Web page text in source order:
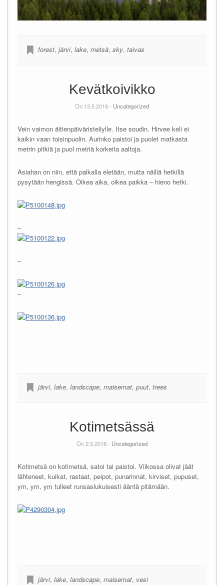
forest, järvi, lake, metsä, sky, taivas
Kevätkoivikko
On 13.5.2018 - Uncategorized
Vein vaimon äitienpäiväristeilylle. Itse soudin. Hirvee keli ei
kaikin vaan toisinpuolin. Aurinko paistoi ja puolet matkasta
metrin pitkiä ja puol metriä korkeita aaltoja.
Asiahan on niin, että palkalla eletään, mutta näillä hetkillä
pysytään hengissä. Oikea aika, oikea paikka – hieno hetki.
–
–
–
järvi, lake, landscape, maisemat, puut, trees
Kotimetsässä
On 2.5.2018 - Uncategorized
Kotimetsä on kotimetsä, satoi tai paistoi. Viikossa olivat jäät
lähteneet, kuikat, rastaat, peipot, punarinnat, kirviset, pupuset,
ym, ym, ym tulleet runsaslukuisesti ääntä pitämään.
järvi, lake, landscape, maisemat, vesi